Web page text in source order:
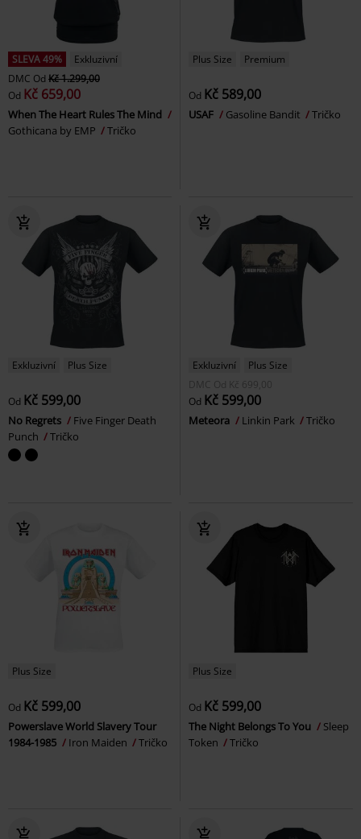
SLEVA 49%
Exkluzivní
DMC Od Kč 1.299,00
Od Kč 659,00
When The Heart Rules The Mind
Gothicana by EMP
Tričko
Plus Size Premium
Od Kč 589,00
USAF Gasoline Bandit Tričko
Exkluzivní Plus Size
Od Kč 599,00
No Regrets
Five Finger Death
Punch
Tričko
Exkluzivní
Plus Size
DMC Od Kč 699,00
Od Kč 599,00
Meteora Linkin Park Tričko
Plus Size
Od Kč 599,00
Powerslave World Slavery Tour
1984-1985
Iron Maiden Tričko
Plus Size
Od Kč 599,00
The Night Belongs To You
Sleep
Token
Tričko